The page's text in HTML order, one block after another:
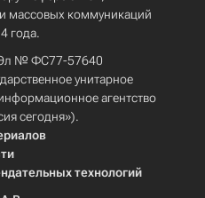
массовых коммуникаций
года.
Эл № ФС77-57640
унитарное
агентство
сегодня»).
технологий